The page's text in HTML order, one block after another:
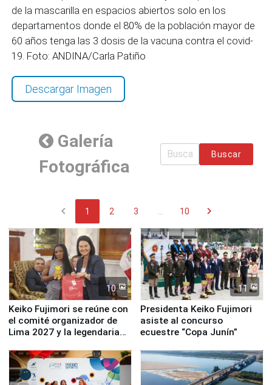
de la mascarilla en espacios abiertos solo en los
departamentos donde el 80% de la población mayor de
60 años tenga las 3 dosis de la vacuna contra el covid-
19. Foto: ANDINA/Carla Patiño
Descargar Imagen
Galería
Fotográfica
Buscar
chevron_left 1 2 3 10 chevron_right
10
Keiko Fujimori se reúne con
el comité organizador de
Lima 2027 y la legendaria
11
Presidenta Keiko Fujimori
asiste al concurso
ecuestre “Copa Junín”